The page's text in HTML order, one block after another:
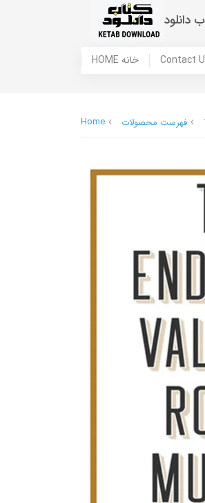
دانلود
HOME خانه
Home فهرست محصولات